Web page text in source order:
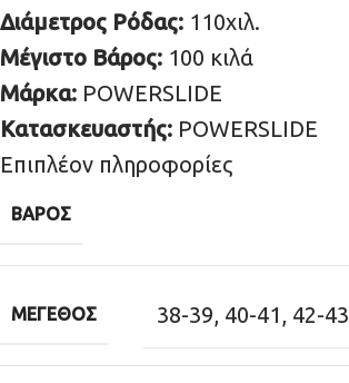
Διάμετρος Ρόδας: 110χιλ.
Μέγιστο Βάρος: 100 κιλά
Μάρκα: POWERSLIDE
Κατασκευαστής: POWERSLIDE
Επιπλέον πληροφορίες
ΒΆΡΟΣ
ΜΈΓΕΘΟΣ 38-39, 40-41 , 42-43